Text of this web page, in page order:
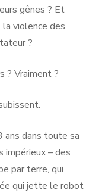
gênes ? Et
la violence des
?
? Vraiment ?
ans dans toute sa
– des
par terre, qui
qui jette le robot